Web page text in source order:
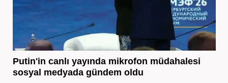
Putin'in canlı yayında mikrofon müdahalesi
sosyal medyada gündem oldu